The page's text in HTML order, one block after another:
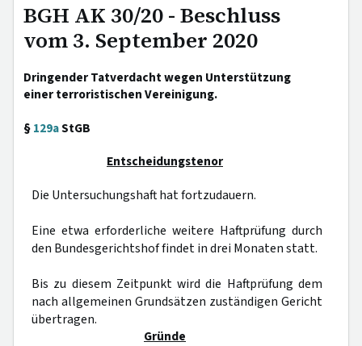
BGH AK 30/20 - Beschluss
vom 3. September 2020
Dringender Tatverdacht wegen Unterstützung
einer terroristischen Vereinigung.
§129aStGB
Entscheidungstenor
Die Untersuchungshaft hat fortzudauern.
Eine etwa erforderliche weitere Haftprüfung durch
den Bundesgerichtshof findet in drei Monaten statt.
Bis zu diesem Zeitpunkt wird die Haftprüfung dem
nach allgemeinen Grundsätzen zuständigen Gericht
übertragen.
Gründe